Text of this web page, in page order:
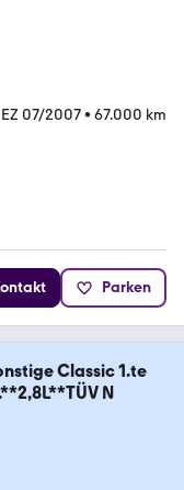
EZ 07/2007• 67.000 km
Parken
Classic 1.te
N